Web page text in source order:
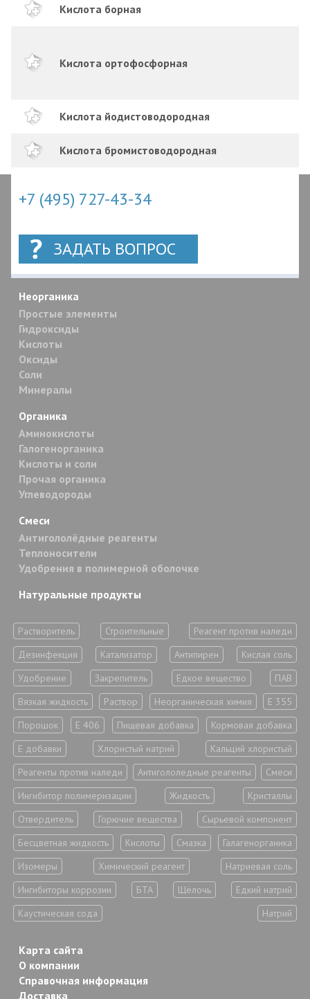
Кислота борная
Кислота ортофосфорная
Кислота йодистоводородная
Кислота бромистоводородная
+7 (495) 727-43-34
ЗАДАТЬ ВОПРОС
Неорганика
Простые элементы
Гидроксиды
Кислоты
Оксиды
Соли
Минералы
Органика
Аминокислоты
Галогенорганика
Кислоты и соли
Прочая органика
Углеводороды
Смеси
Антигололёдные реагенты
Теплоносители
Удобрения в полимерной оболочке
Натуральные продукты
Растворитель Строительные
Реагент против наледи
Дезинфекция
Катализатор Антипирен
Кислая соль
Удобрение
Закрепитель Едкое вещество
ПАВ
Вязкая жидкость
Раствор Неорганическая химия
Е 355
Порошок
Е 406 Пищевая добавка
Кормовая добавка
Е добавки
Хлористый натрий
Кальций хлористый
Реагенты против наледи
Антигололедные реагенты
Смеси
Ингибитор полимеризации
Жидкость
Кристаллы
Отвердитель
Горючие вещества
Сырьевой компонент
Бесцветная жидкость
Кислоты Смазка
Галагенорганика
Изомеры
Химический реагент
Натриевая соль
Ингибиторы коррозии
БТА Щёлочь
Едкий натрий
Каустическая сода
Натрий
Карта сайта
О компании
Справочная информация
Доставка